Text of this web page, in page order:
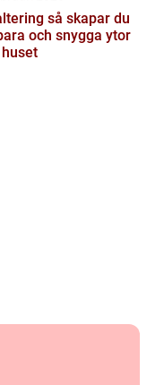
så skapar du
och snygga ytor